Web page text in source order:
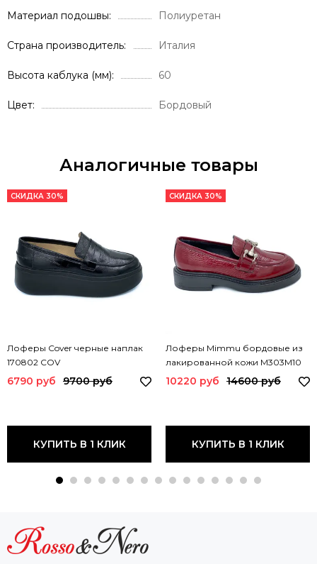
Материал подошвы Полиуретан
Страна производитель Италия
Высота каблука (мм) 60
Цвет Бордовый
Аналогичные товары
СКИДКА 30%
Лоферы Cover черные наплак
170802 COV
6790 руб 9700 руб
КУПИТЬ В 1 КЛИК
СКИДКА 30%
Лоферы Mimmu бордовые из
лакированной кожи M303M10
MIM BORDO
10220 руб 14600 руб
КУПИТЬ В 1 КЛИК